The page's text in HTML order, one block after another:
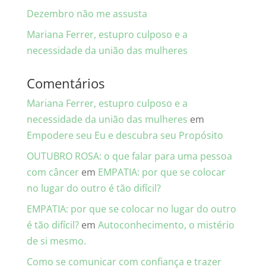
Dezembro não me assusta
Mariana Ferrer, estupro culposo e a
necessidade da união das mulheres
Comentários
Mariana Ferrer, estupro culposo e a
necessidade da união das mulheres em
Empodere seu Eu e descubra seu Propósito
OUTUBRO ROSA: o que falar para uma pessoa
com câncerem EMPATIA: por que se colocar
no lugar do outro é tão difícil?
EMPATIA: por que se colocar no lugar do outro
é tão difícil?em Autoconhecimento, o mistério
de si mesmo.
Como se comunicar com confiança e trazer